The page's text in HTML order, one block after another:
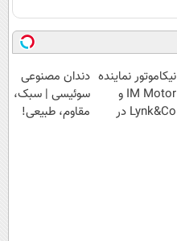
نیکاموتور نماینده
IM Motor و
Lynk&Co در
دندان مصنوعی
سوئیسی | سبک،
مقاوم، طبیعی!